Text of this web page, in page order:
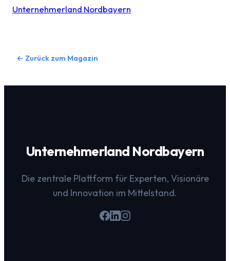
Unternehmerland Nordbayern
← Zurück zum Magazin
Unternehmerland Nordbayern
Die zentrale Plattform für Experten, Visionäre
und Innovation im Mittelstand.